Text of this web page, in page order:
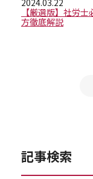
【厳選版】社労
方徹底解説
記事検索